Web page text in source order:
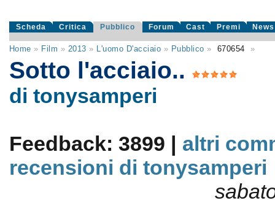
Scheda Critica Pubblico Forum Cast Premi News
Home » Film » 2013 » L'uomo D'acciaio » Pubblico » 670654 »
Sotto l'acciaio..
di tonysamperi
Feedback: 3899 | altri
recensioni di tonysamperi